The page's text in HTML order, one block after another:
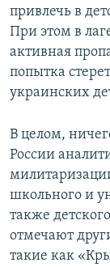
привлечь в
При этом в
активная
попытка
украинских
В целом,
России
школьного и
также
отмечают
такие как